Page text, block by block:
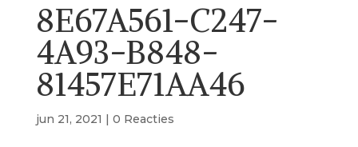
8E67A561-C247-
4A93-B848-
81457E71AA46
jun 21, 2021 | 0 Reacties